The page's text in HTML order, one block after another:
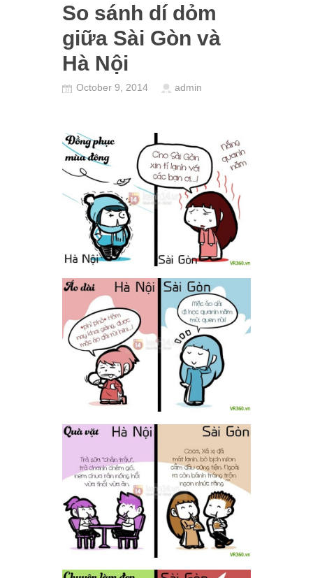
So sánh dí dỏm
giữa Sài Gòn và
Hà Nội
October 9, 2014 admin